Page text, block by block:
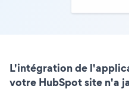
L'intégration de
votre HubSpot site n'a